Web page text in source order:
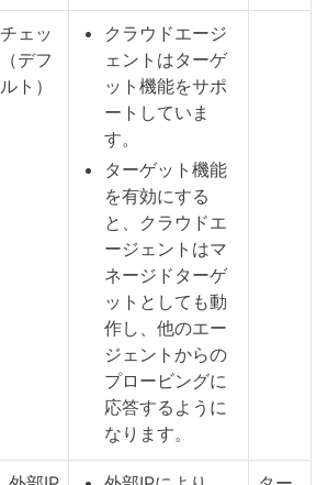
ェッ
デフ
ト）
クラウドエージ
ェントはターゲ
ット機能をサポ
ートしていま
す。
ターゲット機能
を有効にする
と、クラウドエ
ージェントはマ
ネージドターゲ
ットとしても動
作し、他のエー
ジェントからの
プロービングに
応答するように
なります。